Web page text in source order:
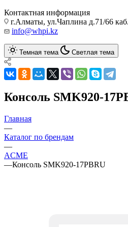
Контактная информация
г.Алматы, ул.Чаплина д.71/66
info@whpi.kz
Темная тема Светлая тема
Консоль SMK920-
Главная
—
Каталог по брендам
—
ACME
—Консоль SMK920-17PBRU